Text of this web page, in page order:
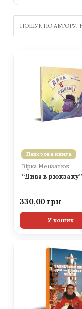
Паперова книга
Зірка Мензатюк
“Дива в рюкзаку”
330,00
У кошик